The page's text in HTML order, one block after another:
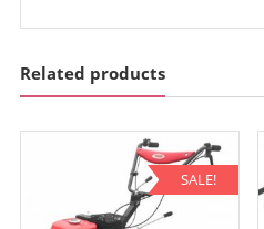
Related products
SALE!